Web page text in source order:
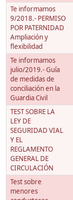
Te informamos
9/2018.- PERMISO
POR PATERNIDAD
Ampliación y
flexibilidad
Te informamos
julio/2019.- Guía
de medidas de
conciliación en la
Guardia Civil
TEST SOBRE LA
LEY DE
SEGURIDAD VIAL
Y EL
REGLAMENTO
GENERAL DE
CIRCULACIÓN
Test sobre
menores